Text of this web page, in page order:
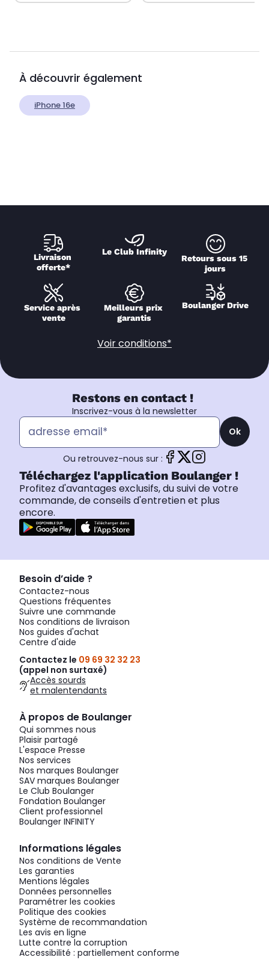
À découvrir également
iPhone 16e
Livraison
offerte*
Le Club Infinity
Retours sous 15
jours
Service après
vente
Meilleurs prix
garantis
Boulanger Drive
Voir conditions*
Restons en contact !
Inscrivez-vous à la newsletter
Ok
Ou retrouvez-nous sur :
Téléchargez l'application Boulanger !
Profitez d'avantages exclusifs, du suivi de votre
commande, de conseils d'entretien et plus
encore.
Besoin d’aide ?
Contactez-nous
Questions fréquentes
Suivre une commande
Nos conditions de livraison
Nos guides d'achat
Centre d'aide
Contactez le 09 69 32 32 23
(appel non surtaxé)
Accès sourds
et malentendants
À propos de Boulanger
Qui sommes nous
Plaisir partagé
L'espace Presse
Nos services
Nos marques Boulanger
SAV marques Boulanger
Le Club Boulanger
Fondation Boulanger
Client professionnel
Boulanger INFINITY
Informations légales
Nos conditions de Vente
Les garanties
Mentions légales
Données personnelles
Paramétrer les cookies
Politique des cookies
Système de recommandation
Les avis en ligne
Lutte contre la corruption
Accessibilité : partiellement conforme